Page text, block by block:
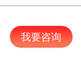
我要咨询